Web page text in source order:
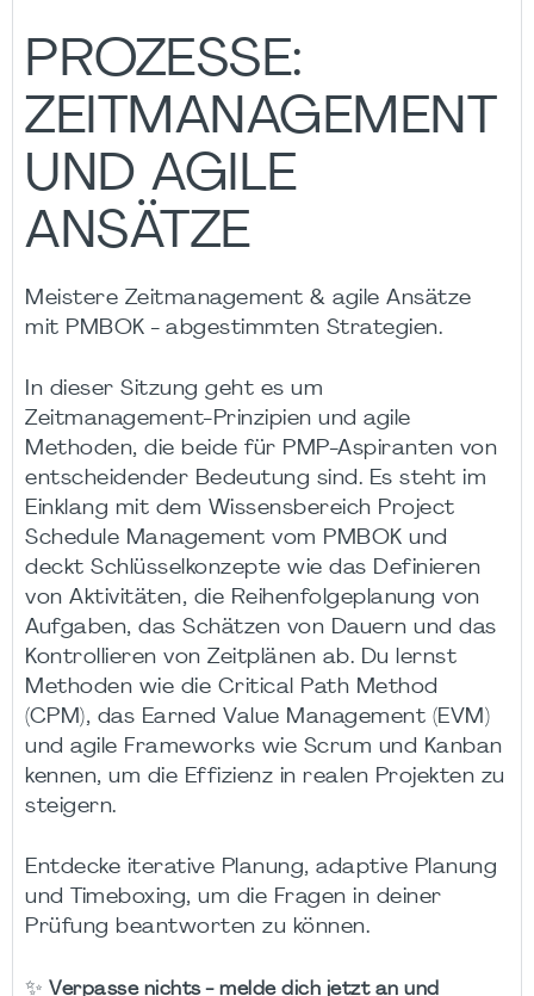
PROZESSE:
ZEITMANAGEMENT
UND AGILE
ANSÄTZE
Meistere Zeitmanagement & agile Ansätze
mit PMBOK - abgestimmten Strategien.
In dieser Sitzung geht es um
Zeitmanagement-Prinzipien und agile
Methoden, die beide für PMP-Aspiranten von
entscheidender Bedeutung sind. Es steht im
Einklang mit dem Wissensbereich Project
Schedule Management vom PMBOK und
deckt Schlüsselkonzepte wie das Definieren
von Aktivitäten, die Reihenfolgeplanung von
Aufgaben, das Schätzen von Dauern und das
Kontrollieren von Zeitplänen ab. Du lernst
Methoden wie die Critical Path Method
(CPM), das Earned Value Management (EVM)
und agile Frameworks wie Scrum und Kanban
kennen, um die Effizienz in realen Projekten zu
steigern.
Entdecke iterative Planung, adaptive Planung
und Timeboxing, um die Fragen in deiner
Prüfung beantworten zu können.
✨ Verpasse nichts - melde dich jetzt an und